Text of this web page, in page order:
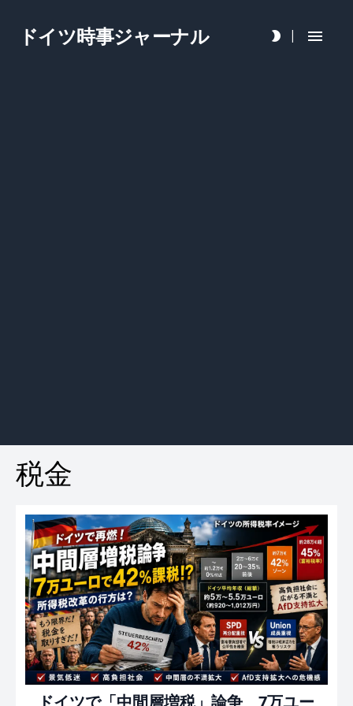
ドイツ時事ジャーナル |
税金